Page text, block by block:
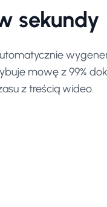
sekundy
mowę z 99%
z treścią wideo.